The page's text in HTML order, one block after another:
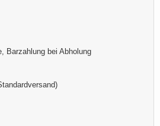
Barzahlung bei Abholung